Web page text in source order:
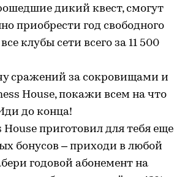
дикий квест, смогут
приобрести год свободного
клубы сети всего за 11 500
сражений за сокровищами и
House, покажи всем на что
до конца!
приготовил для тебя еще
бонусов – приходи в любой
годовой абонемент на